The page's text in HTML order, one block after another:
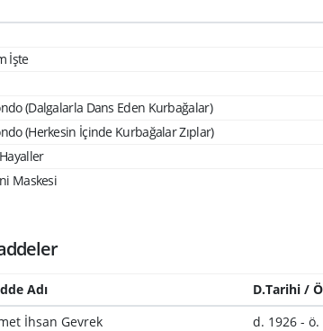
İşte
(Dalgalarla Dans Eden Kurbağalar)
(Herkesin İçinde Kurbağalar Zıplar)
Maskesi
Adı D.Tarihi /
İhsan Gevrek d. 1926 - ö.